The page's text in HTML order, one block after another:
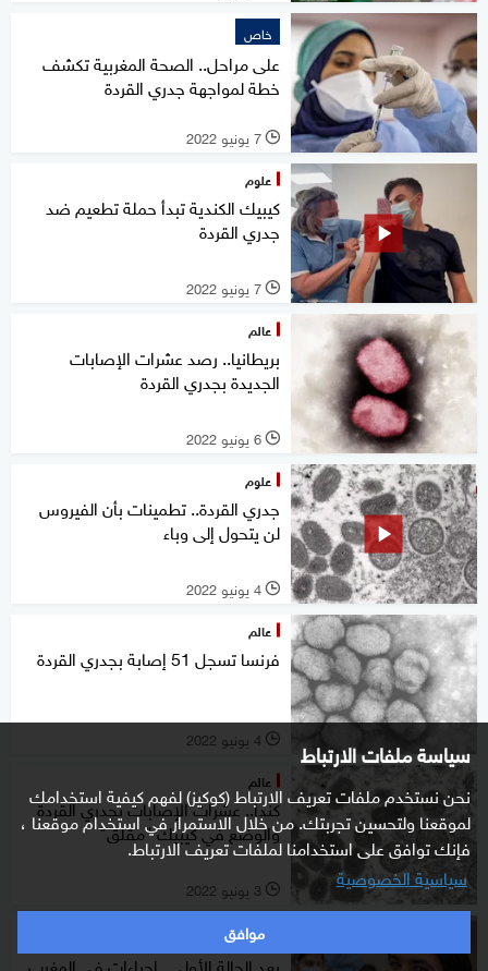
سياسة ملفات الارتباط
نحن نستخدم ملفات تعريف الارتباط (كوكيز) لفهم كيفية استخدامك
لموقعنا ولتحسين تجربتك. من خلال الاستمرار في استخدام موقعنا ،
فإنك توافق على استخدامنا لملفات تعريف الارتباط.
سياسية الخصوصية
موافق
خاص
على مراحل.. الصحة المغربية تكشف
خطة لمواجهة جدري القردة
l 7 يونيو 2022
علوم
كيبيك الكندية تبدأ حملة تطعيم ضد
جدري القردة
l 7 يونيو 2022
عالم
بريطانيا.. رصد عشرات الإصابات
الجديدة بجدري القردة
l 6 يونيو 2022
علوم
جدري القردة.. تطمينات بأن الفيروس
لن يتحول إلى وباء
l 4 يونيو 2022
عالم
فرنسا تسجل 51 إصابة بجدري القردة
l 4 يونيو 2022
عالم
كندا.. عشرات الإصابات بجدري القردة
والوضع في كيبيك "مقلق"
l 3 يونيو 2022
خاص